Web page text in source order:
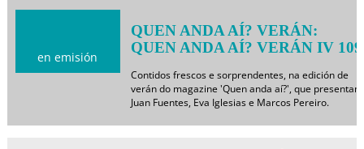
en emisión
QUEN ANDA AÍ? VERÁN:
QUEN ANDA AÍ? VERÁN IV 109
Contidos frescos e sorprendentes, na edición de
verán do magazine 'Quen anda aí?', que presentan
Juan Fuentes, Eva Iglesias e Marcos Pereiro.